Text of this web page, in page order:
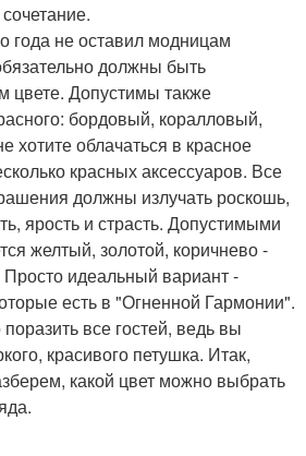
года не оставил модницам
должны быть
цвете. Допустимы также
бордовый, коралловый,
хотите облачаться в красное
красных аксессуаров. Все
должны излучать роскошь,
ярость и страсть. Допустимыми
желтый, золотой, коричнево -
идеальный вариант -
есть в "Огненной Гармонии".
все гостей, ведь вы
красивого петушка. Итак,
какой цвет можно выбрать